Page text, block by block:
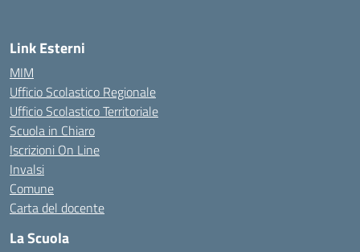
Link Esterni
MIM
Ufficio Scolastico Regionale
Ufficio Scolastico Territoriale
Scuola in Chiaro
Iscrizioni On Line
Invalsi
Comune
Carta del docente
La Scuola